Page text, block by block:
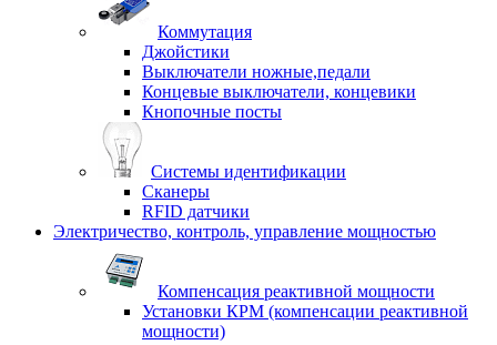
Коммутация
Джойстики
Выключатели ножные,педали
Концевые выключатели, концевики
Кнопочные посты
Системы идентификации
Сканеры
RFID датчики
Электричество, контроль, управление мощностью
Компенсация реактивной мощности
Установки КРМ (компенсации реактивной
мощности)